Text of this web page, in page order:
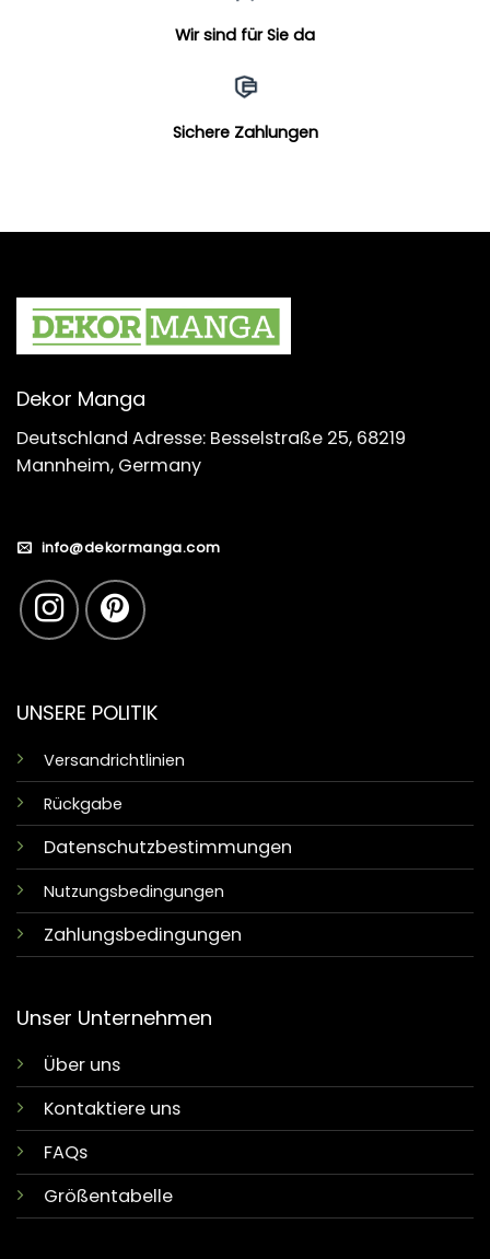
Wir sind für Sie da
Sichere Zahlungen
Dekor Manga
Deutschland Adresse: Besselstraße 25, 68219
Mannheim, Germany
info@dekormanga.com
UNSERE POLITIK
Versandrichtlinien
Rückgabe
Datenschutzbestimmungen
Nutzungsbedingungen
Zahlungsbedingungen
Unser Unternehmen
Über uns
Kontaktiere uns
FAQs
Größentabelle